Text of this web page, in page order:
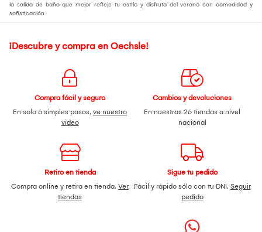
la salida de baño que mejor refleje tu estilo y disfruta del verano con comodidad y
sofisticación.
¡Descubre y compra en Oechsle!
Compra fácil y seguro
En solo 6 simples pasos, ve nuestro
video
Cambios y devoluciones
En nuestras 26 tiendas a nivel
nacional
Retiro en tienda
Compra online y retira en tienda. Ver
tiendas
Sigue tu pedido
Fácil y rápido sólo con tu DNI. Seguir
pedido